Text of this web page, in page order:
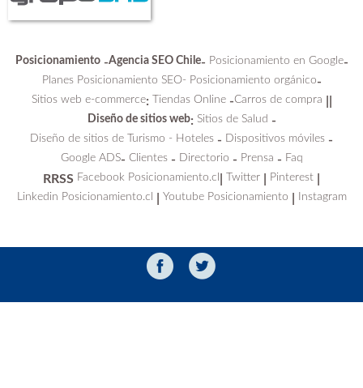
Posicionamiento-Agencia SEO Chile- Posicionamiento en Google-
Planes Posicionamiento SEO- Posicionamiento orgánico-
Sitios web e-commerce: Tiendas Online-Carros de compra
Diseño de sitios web: Sitios de Salud -
Diseño de sitios de Turismo - Hoteles - Dispositivos móviles -
Google ADS- Clientes- Directorio - Prensa - Faq
RRSS Facebook Posicionamiento.cl Twitter Pinterest
Linkedin Posicionamiento.cl Youtube Posicionamiento Instagram